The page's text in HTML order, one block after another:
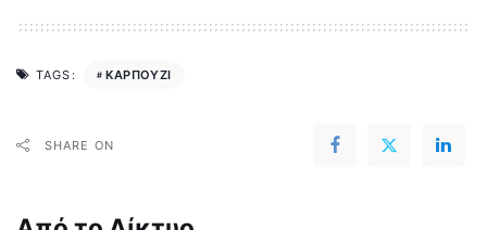
TAGS: ΚΑΡΠΟΥΖΙ
SHARE ON